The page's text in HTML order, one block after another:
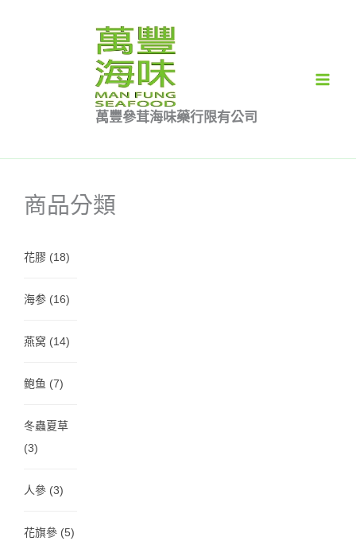
萬豐參茸海味藥行限有公司
商品分類
花膠 (18)
海参 (16)
燕窝 (14)
鲍鱼 (7)
冬蟲夏草
(3)
人參 (3)
花旗參 (5)